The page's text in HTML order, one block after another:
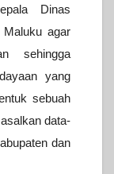
Dinas
Maluku agar
sehingga
yang
sebuah
data-
dan